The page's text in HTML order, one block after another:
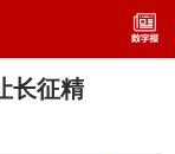
长征精